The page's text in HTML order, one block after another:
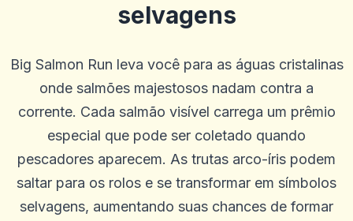
selvagens
Big Salmon Run leva você para as águas cristalinas
onde salmões majestosos nadam contra a
corrente. Cada salmão visível carrega um prêmio
especial que pode ser coletado quando
pescadores aparecem. As trutas arco-íris podem
saltar para os rolos e se transformar em símbolos
selvagens, aumentando suas chances de formar